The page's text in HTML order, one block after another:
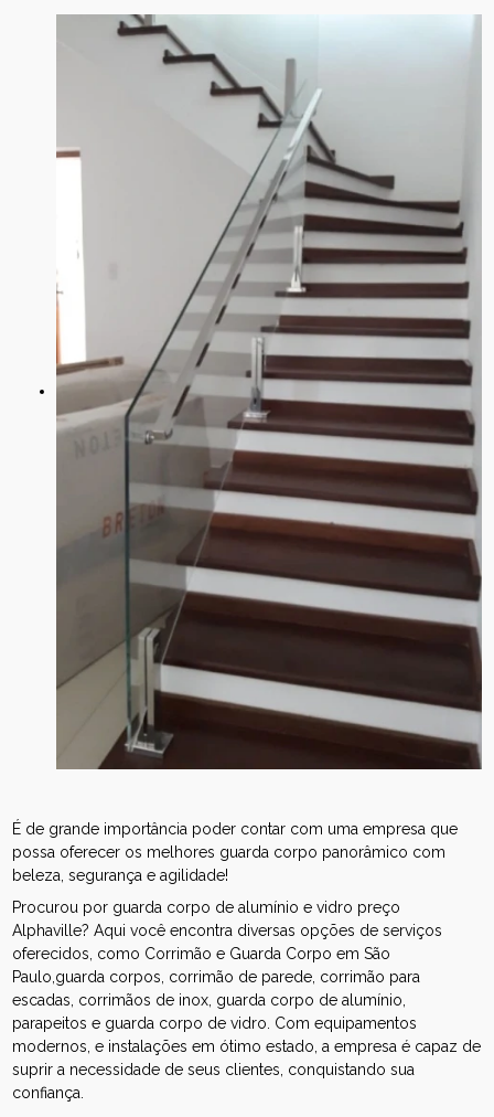
É de grande importância poder contar com uma empresa que
possa oferecer os melhores guarda corpo panorâmico com
beleza, segurança e agilidade!
Procurou por guarda corpo de alumínio e vidro preço
Alphaville? Aqui você encontra diversas opções de serviços
oferecidos, como Corrimão e Guarda Corpo em São
Paulo,guarda corpos, corrimão de parede, corrimão para
escadas, corrimãos de inox, guarda corpo de alumínio,
parapeitos e guarda corpo de vidro. Com equipamentos
modernos, e instalações em ótimo estado, a empresa é capaz de
suprir a necessidade de seus clientes, conquistando sua
confiança.